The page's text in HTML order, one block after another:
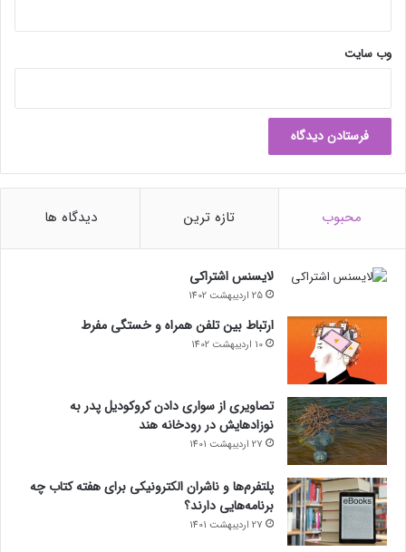
وب‌ سایت
محبوب تازه ترین دیدگاه ها
لایسنس اشتراکی
25 اردیبهشت 1402
ارتباط بین تلفن همراه و خستگی مفرط
10 اردیبهشت 1402
تصاویری از سواری دادن کروکودیل پدر به
نوزادهایش در رودخانه هند
27 اردیبهشت 1401
پلتفرم‌ها و ناشران الکترونیکی برای هفته کتاب چه
برنامه‌هایی دارند؟
27 اردیبهشت 1401